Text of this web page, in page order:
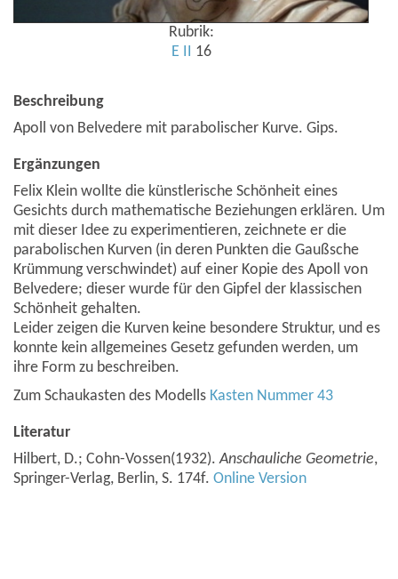
Rubrik:
E II 16
Beschreibung
Apoll von Belvedere mit parabolischer Kurve. Gips.
Ergänzungen
Felix Klein wollte die künstlerische Schönheit eines
Gesichts durch mathematische Beziehungen erklären. Um
mit dieser Idee zu experimentieren, zeichnete er die
parabolischen Kurven (in deren Punkten die Gaußsche
Krümmung verschwindet) auf einer Kopie des Apoll von
Belvedere; dieser wurde für den Gipfel der klassischen
Schönheit gehalten.
Leider zeigen die Kurven keine besondere Struktur, und es
konnte kein allgemeines Gesetz gefunden werden, um
ihre Form zu beschreiben.
Zum Schaukasten des Modells Kasten Nummer 43
Literatur
Hilbert, D.; Cohn-Vossen(1932).Anschauliche Geometrie,
Springer-Verlag, Berlin, S. 174f. Online Version